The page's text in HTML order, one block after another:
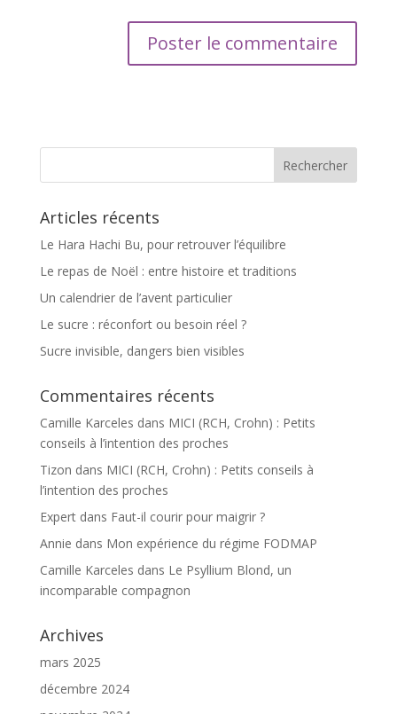
Articles récents
Le Hara Hachi Bu, pour retrouver l’équilibre
Le repas de Noël : entre histoire et traditions
Un calendrier de l’avent particulier
Le sucre : réconfort ou besoin réel ?
Sucre invisible, dangers bien visibles
Commentaires récents
Camille Karceles dans MICI (RCH, Crohn) : Petits
conseils à l’intention des proches
Tizon dans MICI (RCH, Crohn) : Petits conseils à
l’intention des proches
Expertdans Faut-il courir pour maigrir ?
Annie dans Mon expérience du régime FODMAP
Camille Karceles dans Le Psyllium Blond, un
incomparable compagnon
Archives
mars 2025
décembre 2024